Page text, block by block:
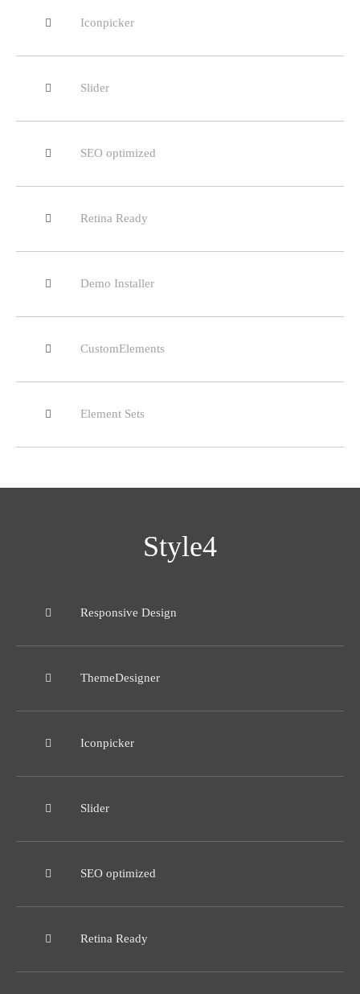
Iconpicker
Slider
SEO optimized
Retina Ready
Demo Installer
CustomElements
Element Sets
Style4
Responsive Design
ThemeDesigner
Iconpicker
Slider
SEO optimized
Retina Ready